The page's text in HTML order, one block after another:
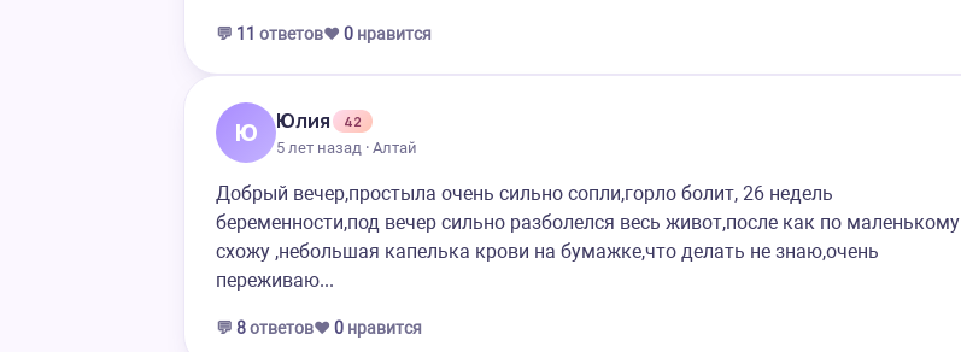
💬 11 ответов❤️ 0 нравится
Ю Юлия
42
5 лет назад · Алтай
Добрый вечер,простыла очень сильно сопли,горло болит, 26 недель
беременности,под вечер сильно разболелся весь живот,после как по маленькому
схожу ,небольшая капелька крови на бумажке,что делать не знаю,очень
переживаю...
💬 8ответов❤️ 0 нравится